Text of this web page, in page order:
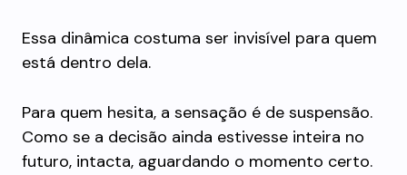
Essa dinâmica costuma ser invisível para quem
está dentro dela.
Para quem hesita, a sensação é de suspensão.
Como se a decisão ainda estivesse inteira no
futuro, intacta, aguardando o momento certo.